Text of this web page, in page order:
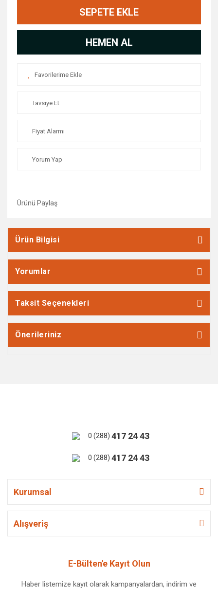
SEPETE EKLE
HEMEN AL
Tavsiye Et
Fiyat Alarmı
Yorum Yap
Ürünü Paylaş
Ürün Bilgisi
Yorumlar
Taksit Seçenekleri
Önerileriniz
0 (288) 417 24 43
0 (288) 417 24 43
Kurumsal
Alışveriş
E-Bülten'e Kayıt Olun
Haber listemize kayıt olarak kampanyalardan, indirim ve